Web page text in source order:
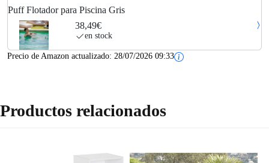
Puff Flotador para Piscina Gris
38,49€
en stock
Precio de Amazon actualizado: 28/07/2026 09:33
Productos relacionados